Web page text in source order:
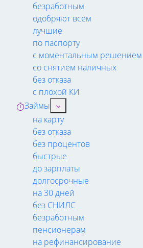
безработным
одобряют всем
лучшие
по паспорту
с моментальным решением
со снятием наличных
без отказа
с плохой КИ
Займы
на карту
без отказа
без процентов
быстрые
до зарплаты
долгосрочные
на 30 дней
без СНИЛС
безработным
пенсионерам
на рефинансирование